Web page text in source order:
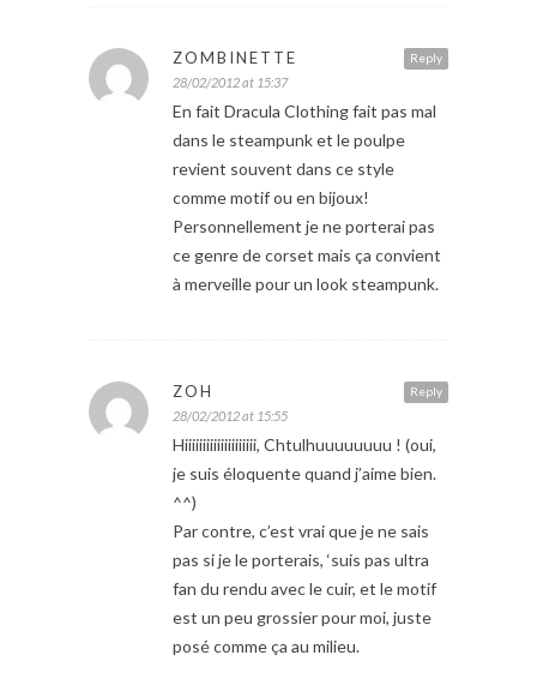
Reply
ZOMBINETTE
28/02/2012 at 15:37
En fait Dracula Clothing fait pas mal
dans le steampunk et le poulpe
revient souvent dans ce style
comme motif ou en bijoux!
Personnellement je ne porterai pas
ce genre de corset mais ça convient
à merveille pour un look steampunk.
Reply
ZOH
28/02/2012 at 15:55
Hiiiiiiiiiiiiiiiiiiii, Chtulhuuuuuuuu ! (oui,
je suis éloquente quand j’aime bien.
^^)
Par contre, c’est vrai que je ne sais
pas si je le porterais, ‘suis pas ultra
fan du rendu avec le cuir, et le motif
est un peu grossier pour moi, juste
posé comme ça au milieu.